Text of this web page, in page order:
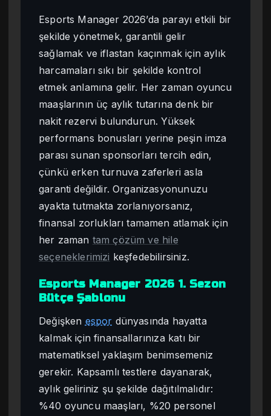
Esports Manager 2026’da parayı etkili bir
şekilde yönetmek, garantili gelir
sağlamak ve iflastan kaçınmak için aylık
harcamaları sıkı bir şekilde kontrol
etmek anlamına gelir. Her zaman oyuncu
maaşlarının üç aylık tutarına denk bir
nakit rezervi bulundurun. Yüksek
performans bonusları yerine peşin imza
parası sunan sponsorları tercih edin,
çünkü erken turnuva zaferleri asla
garanti değildir. Organizasyonunuzu
ayakta tutmakta zorlanıyorsanız,
finansal zorlukları tamamen atlamak için
her zaman tam çözüm ve hile
seçeneklerimizi keşfedebilirsiniz.
Esports Manager 2026 1. Sezon
Bütçe Şablonu
Değişken espor dünyasında hayatta
kalmak için finansallarınıza katı bir
matematiksel yaklaşım benimsemeniz
gerekir. Kapsamlı testlere dayanarak,
aylık geliriniz şu şekilde dağıtılmalıdır:
%40 oyuncu maaşları, %20 personel